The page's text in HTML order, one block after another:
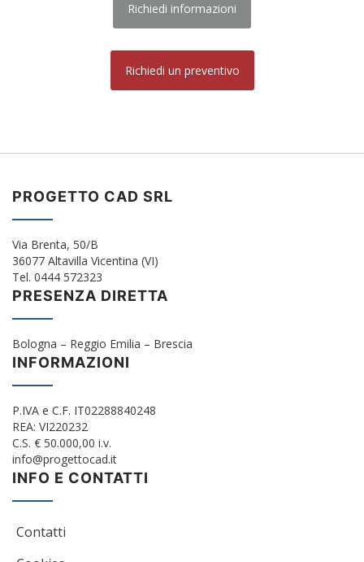
Richiedi informazioni
Richiedi un preventivo
PROGETTO CAD SRL
Via Brenta, 50/B
36077 Altavilla Vicentina (VI)
Tel. 0444 572323
PRESENZA DIRETTA
Bologna – Reggio Emilia – Brescia
INFORMAZIONI
P.IVA e C.F. IT02288840248
REA: VI220232
C.S. € 50.000,00 i.v.
info@progettocad.it
INFO E CONTATTI
Contatti